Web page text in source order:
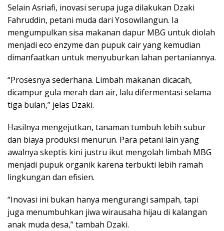
Selain Asriafi, inovasi serupa juga dilakukan Dzaki
Fahruddin, petani muda dari Yosowilangun. Ia
mengumpulkan sisa makanan dapur MBG untuk diolah
menjadi eco enzyme dan pupuk cair yang kemudian
dimanfaatkan untuk menyuburkan lahan pertaniannya.
“Prosesnya sederhana. Limbah makanan dicacah,
dicampur gula merah dan air, lalu difermentasi selama
tiga bulan,” jelas Dzaki.
Hasilnya mengejutkan, tanaman tumbuh lebih subur
dan biaya produksi menurun. Para petani lain yang
awalnya skeptis kini justru ikut mengolah limbah MBG
menjadi pupuk organik karena terbukti lebih ramah
lingkungan dan efisien.
“Inovasi ini bukan hanya mengurangi sampah, tapi
juga menumbuhkan jiwa wirausaha hijau di kalangan
anak muda desa,” tambah Dzaki.